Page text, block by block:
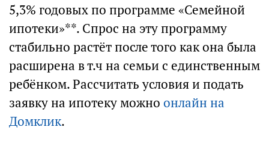
5,3% годовых по программе «Семейной
ипотеки»**. Спрос на эту программу
стабильно растёт после того как она была
расширена в т.ч на семьи с единственным
ребёнком. Рассчитать условия и подать
заявку на ипотеку можно онлайн на
Домклик.